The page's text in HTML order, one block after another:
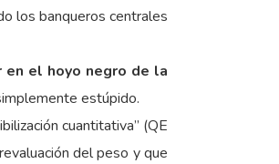
los banqueros centrales
en el hoyo negro de la
estúpido.
cuantitativa” (QE
del peso y que